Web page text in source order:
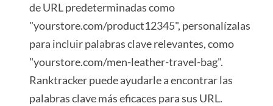
de URL predeterminadas como
"yourstore.com/product12345", personalízalas
para incluir palabras clave relevantes, como
"yourstore.com/men-leather-travel-bag".
Ranktracker puede ayudarle a encontrar las
palabras clave más eficaces para sus URL.